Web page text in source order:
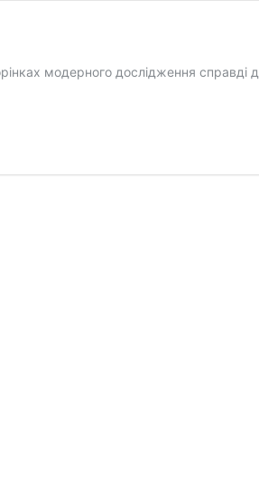
модерного дослідження справді